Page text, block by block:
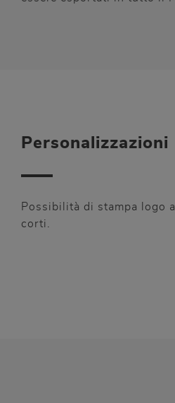
Personalizzazioni
Possibilità di stampa logo
corti.